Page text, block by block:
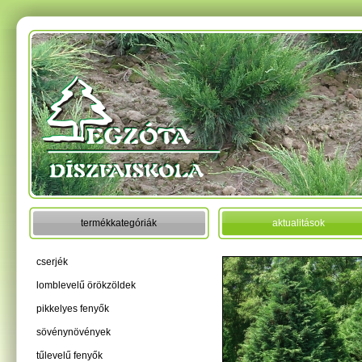
termékkategóriák
cserjék
lomblevelű örökzöldek
pikkelyes fenyők
sövénynövények
tűlevelű fenyők
aktualitások